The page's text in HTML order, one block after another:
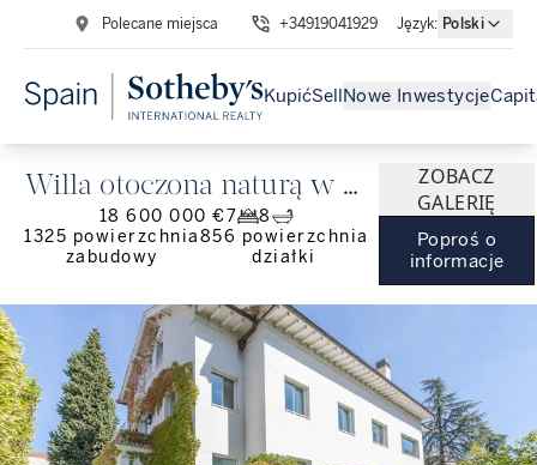
Polecane miejsca +34919041929 Język: Polski
KupićSell Nowe Inwestycje
Willa otoczona naturą w El
Viso
18 600 000 €7
8
1325 powierzchnia
zabudowy
856 powierzchnia
działki
ZOBACZ
GALERIĘ
Poproś o
informacje